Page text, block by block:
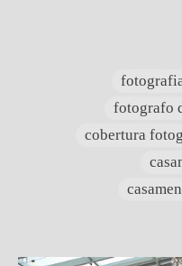
fotografo
cobertura